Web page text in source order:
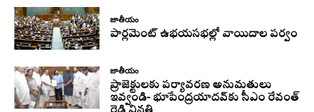
జాతీయం
పార్లమెంట్ ఉభయసభల్లో వాయిదాల పర్వం
జాతీయం
ప్రాజెక్టులకు పర్యావరణ అనుమతులు
ఇవ్వండి- భూపేంద్రయాదవ్‌కు సీఎం రేవంత్‌